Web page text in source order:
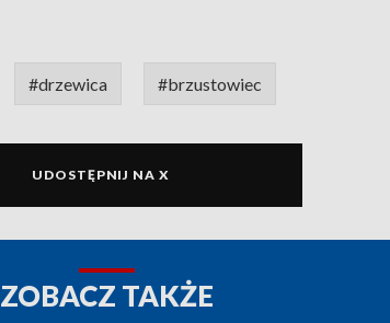
#drzewica #brzustowiec
UDOSTĘPNIJ NA X
ZOBACZ TAKŻE